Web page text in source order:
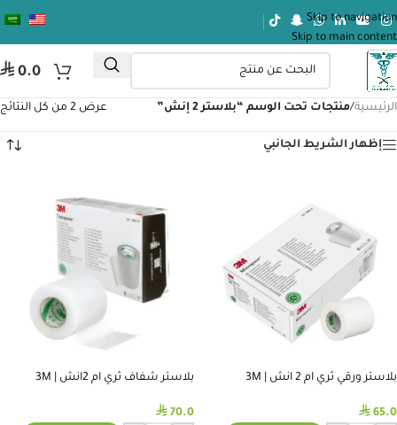
Skip to navigation
Skip to main content
⃁ 0.0
الرئيسية/منتجات تحت الوسم “بلاستر 2 إنش” عرض ⁦2⁩ من كل النتائج
إظهار الشريط الجانبي
بلاستر ورقي ثري ام 2 انش | 3M
⃁ 65.0
بلاستر شفاف ثري ام 2انش | 3M
⃁ 70.0